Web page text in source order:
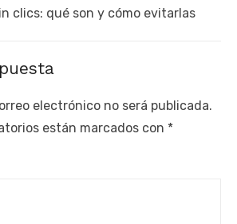
clics: qué son y cómo evitarlas
electrónico no será publicada.
están marcados con *